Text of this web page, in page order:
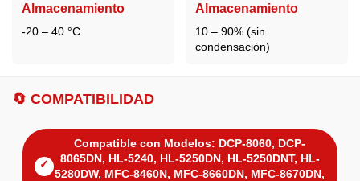
Almacenamiento
-20 – 40 °C
Almacenamiento
10 – 90% (sin
condensación)
🔄 COMPATIBILIDAD
✓
Compatible con Modelos: DCP-8060, DCP-
8065DN, HL-5240, HL-5250DN, HL-5250DNT, HL-
5280DW, MFC-8460N, MFC-8660DN, MFC-8670DN,